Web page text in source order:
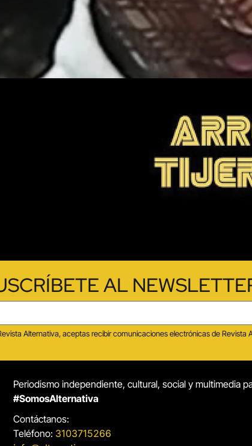
AL
Alternativa, aceptas recibir comunicaciones electrónicas de
Periodismo independiente, cultural, social y multimedia
#SomosAlternativa
Contáctanos:
Teléfono: 3103715266